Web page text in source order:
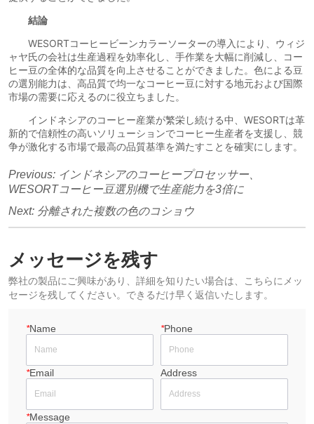
Previous: インドネシアのコーヒープロセッサー、
WESORTコーヒー豆選別機で生産能力を3倍に
Next: 分離された複数の色のコショウ
メッセージを残す
弊社の製品にご興味があり、詳細を知りたい場合は、こちらにメッ
セージを残してください。できるだけ早く返信いたします。
*Name *Phone
*Email Address
*Message